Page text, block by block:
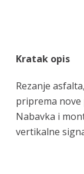
Kratak opis
Rezanje
priprema nove
Nabavka i
vertikalne